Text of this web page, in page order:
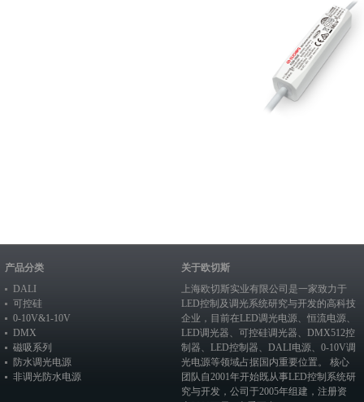
产品分类
DALI
可控硅
0-10V&1-10V
DMX
磁吸系列
防水调光电源
非调光防水电源
关于欧切斯
上海欧切斯实业有限公司是一家致力于
LED控制及调光系统研究与开发的高科技
企业，目前在LED调光电源、恒流电源、
LED调光器、 可控硅调光器、 DMX512控
制器、 LED控制器、 DALI电源、 0-10V调
光电源等领域占据国内重要位置。 核心
团队自2001年开始既从事LED控制系统研
究与开发，公司于2005年组建，注册资